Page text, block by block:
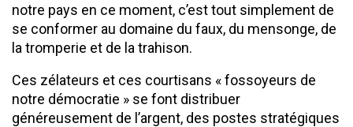
notre pays en ce moment, c’est tout simplement de
se conformer au domaine du faux, du mensonge, de
la tromperie et de la trahison.
Ces zélateurs et ces courtisans « fossoyeurs de
notre démocratie » se font distribuer
généreusement de l’argent, des postes stratégiques